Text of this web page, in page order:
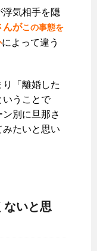
気相手を隠
んがこの事態を
によって違う
り「離婚した
いうことで
別に旦那さ
みたいと思い
ないと思